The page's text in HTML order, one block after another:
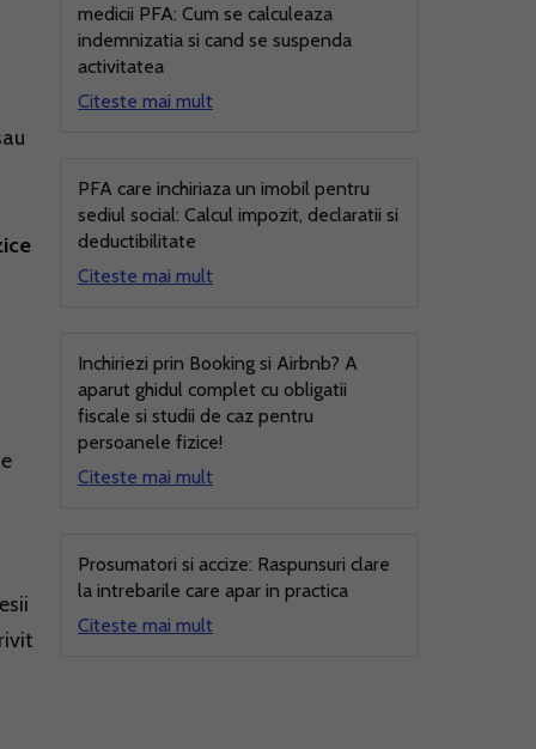
medicii PFA: Cum se calculeaza
indemnizatia si cand se suspenda
activitatea
Citeste mai mult
PFA care inchiriaza un imobil pentru
sediul social: Calcul impozit, declaratii si
deductibilitate
Citeste mai mult
Inchiriezi prin Booking si Airbnb? A
aparut ghidul complet cu obligatii
fiscale si studii de caz pentru
persoanele fizice!
Citeste mai mult
Prosumatori si accize: Raspunsuri clare
la intrebarile care apar in practica
Citeste mai mult